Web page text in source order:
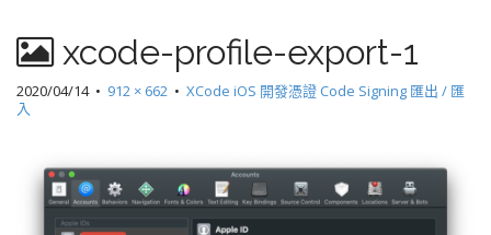
xcode-profile-export-1
2020/04/14• 912 × 662 • XCode iOS 開發憑證 Code Signing 匯出 / 匯
入